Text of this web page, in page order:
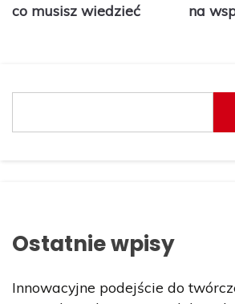
co musisz wiedzieć
na
Ostatnie wpisy
Innowacyjne podejście do